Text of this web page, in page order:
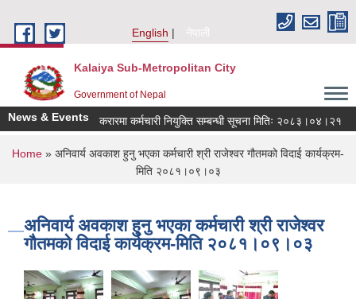
English
नेपाली
Kalaiya Sub-Metropolitan City
Government of Nepal
News & Eventsकरारमा कर्मचारी नियुक्ति सम्बन्धी सूचना मितिः २०८३।०४।२१
You are here
Home » अनिवार्य अवकाश हुनु भएका कर्मचारी श्री राजेश्वर गौतमको विदाई कार्यक्रम-
मिति २०८१।०९।०३
अनिवार्य अवकाश हुनु भएका कर्मचारी श्री राजेश्वर
गौतमको विदाई कार्यक्रम-मिति २०८१।०९।०३